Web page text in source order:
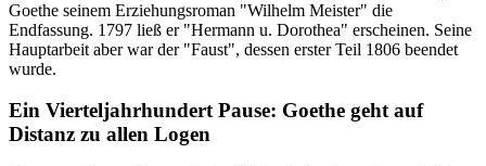
Goethe seinem Erziehungsroman "Wilhelm Meister" die
Endfassung. 1797 ließ er "Hermann u. Dorothea" erscheinen. Seine
Hauptarbeit aber war der "Faust", dessen erster Teil 1806 beendet
wurde.
Ein Vierteljahrhundert Pause: Goethe geht auf
Distanz zu allen Logen